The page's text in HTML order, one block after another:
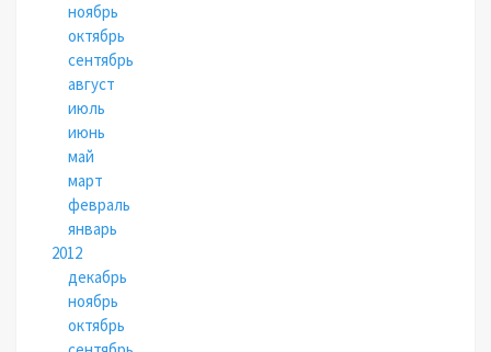
ноябрь
октябрь
сентябрь
август
июль
июнь
май
март
февраль
январь
2012
декабрь
ноябрь
октябрь